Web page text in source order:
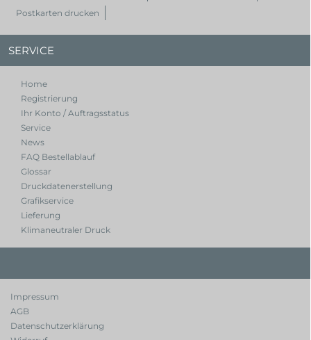
Postkarten drucken
SERVICE
Home
Registrierung
Ihr Konto / Auftragsstatus
Service
News
FAQ Bestellablauf
Glossar
Druckdatenerstellung
Grafikservice
Lieferung
Klimaneutraler Druck
Impressum
AGB
Datenschutzerklärung